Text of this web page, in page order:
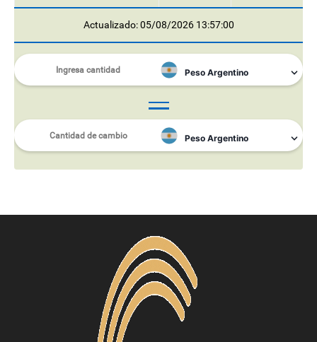
Actualizado: 05/08/2026 13:57:00